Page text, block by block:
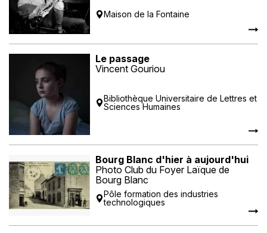
Maison de la Fontaine
Le passage
Vincent Gouriou
Bibliothèque Universitaire de Lettres et
Sciences Humaines
Bourg Blanc d'hier à aujourd'hui
Photo Club du Foyer Laïque de
Bourg Blanc
Pôle formation des industries
technologiques